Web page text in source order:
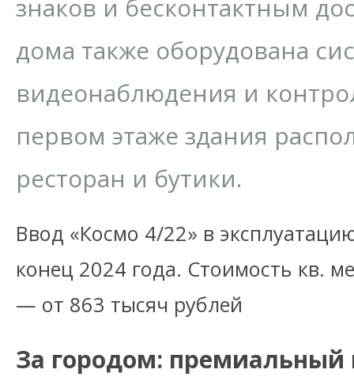
знаков и бесконтактным
дома также оборудована
видеонаблюдения и
первом этаже здания
ресторан и бутики.
Ввод «Космо 4/22» в
конец 2024 года. Стоимость кв.
— от 863 тысяч рублей
За городом: